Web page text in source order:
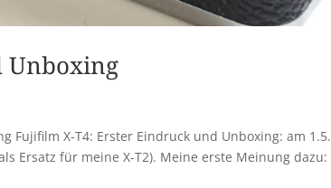
Unboxing
Fujifilm X-T4: Erster Eindruck und Unboxing: am 1.5.
Ersatz für meine X-T2). Meine erste Meinung dazu: